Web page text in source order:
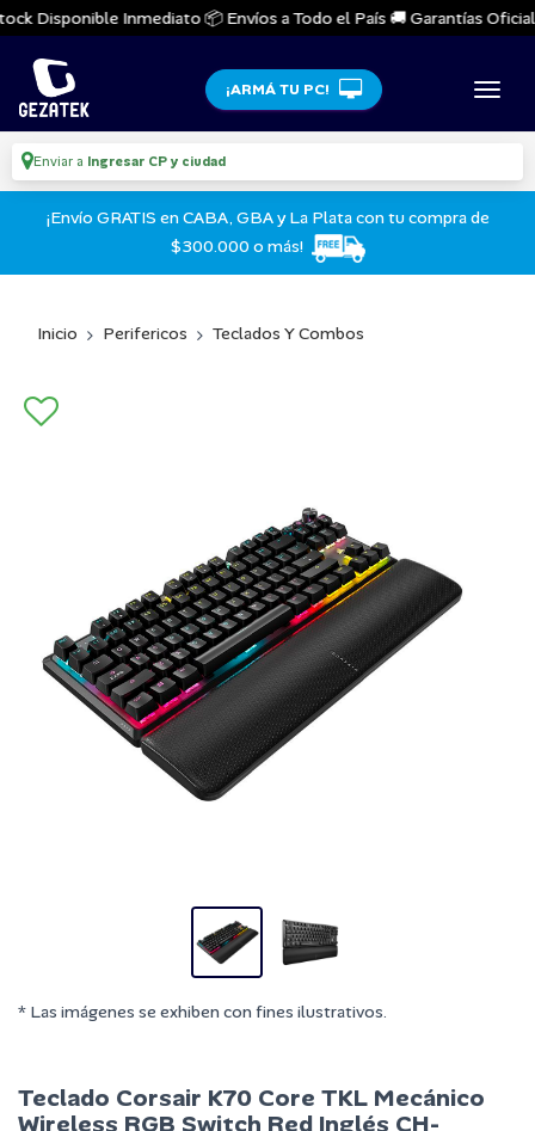
Disponible Inmediato 📦 Envíos a Todo el País 🚚 Garantías
¡ARMÁ TU PC!
Enviar a Ingresar CP y ciudad
¡Envío GRATIS en CABA, GBA y La Plata con tu compra de
$300.000 o más!
Inicio Perifericos Teclados Y Combos
* Las imágenes se exhiben con fines ilustrativos.
Teclado Corsair K70 Core TKL Mecánico
Wireless RGB Switch Red Inglés CH-